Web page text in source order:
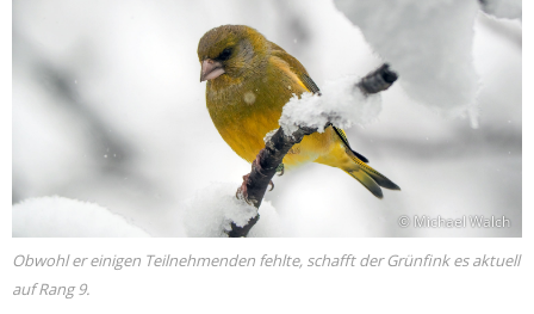
© Michael Walch
Obwohl er einigen Teilnehmenden fehlte, schafft der Grünfink es aktuell
auf Rang 9.